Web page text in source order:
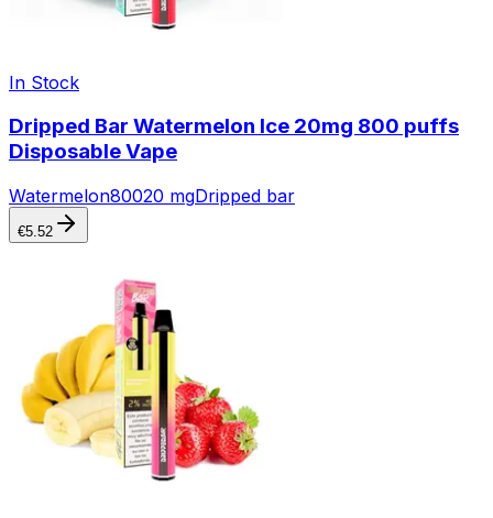
In Stock
Dripped Bar Watermelon Ice 20mg 800 puffs
Disposable Vape
Watermelon80020 mgDripped bar
€5.52